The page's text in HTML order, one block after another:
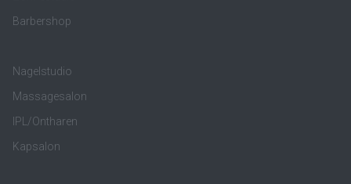
Barbershop
Nagelstudio
Massagesalon
IPL/Ontharen
Kapsalon